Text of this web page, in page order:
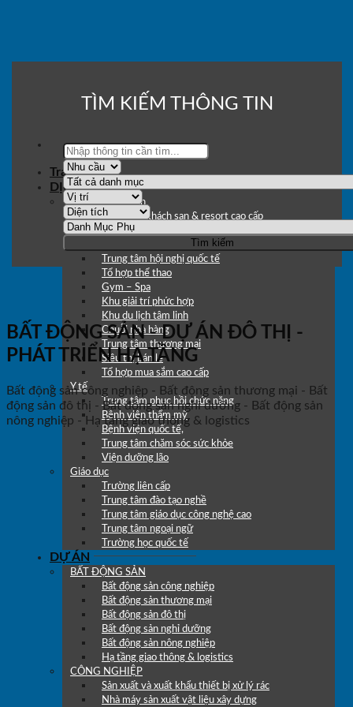
Trang chủ
DỊCH VỤ
Dịch vụ – Du lịch
Hệ thống khách sạn & resort cao cấp
Homestay
Trung tâm hội nghị quốc tế
Tổ hợp thể thao
Gym – Spa
Khu giải trí phức hợp
Khu du lịch tâm linh
Chuỗi nhà hàng
Trung tâm thương mại
Siêu thị bán lẻ
Tổ hợp mua sắm cao cấp
Y tế
Trung tâm phục hồi chức năng
Bệnh viện thẩm mỹ
Bệnh viện quốc tế,
Trung tâm chăm sóc sức khỏe
Viện dưỡng lão
Giáo dục
Trường liên cấp
Trung tâm đào tạo nghề
Trung tâm giáo dục công nghệ cao
Trung tâm ngoại ngữ
Trường học quốc tế
DỰ ÁN
BẤT ĐỘNG SẢN
Bất động sản công nghiệp
Bất động sản thương mại
Bất động sản đô thị
Bất động sản nghỉ dưỡng
Bất động sản nông nghiệp
Hạ tầng giao thông & logistics
CÔNG NGHIỆP
Sản xuất và xuất khẩu thiết bị xử lý rác
Nhà máy sản xuất vật liệu xây dựng
TÌM KIẾM THÔNG TIN
BẤT ĐỘNG SẢN - DỰ ÁN ĐÔ THỊ -
PHÁT TRIỂN HẠ TẦNG
Bất động sản công nghiệp - Bất động sản thương mại - Bất
động sản đô thị - Bất động sản nghỉ dưỡng - Bất động sản
nông nghiệp - Hạ tầng giao thông & logistics